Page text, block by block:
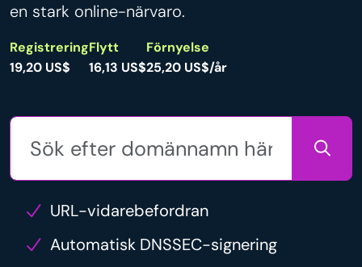
en stark online-närvaro.
Registrering
19,20 US$
Flytt
16,13 US$
Förnyelse
25,20 US$/år
URL-vidarebefordran
Automatisk DNSSEC-signering